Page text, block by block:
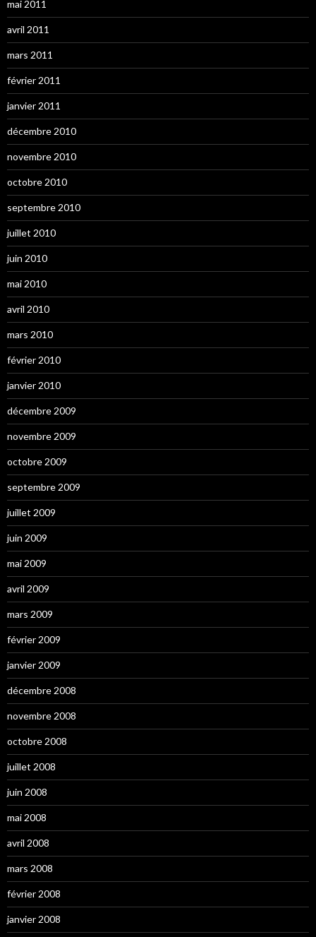
mai 2011
avril 2011
mars 2011
février 2011
janvier 2011
décembre 2010
novembre 2010
octobre 2010
septembre 2010
juillet 2010
juin 2010
mai 2010
avril 2010
mars 2010
février 2010
janvier 2010
décembre 2009
novembre 2009
octobre 2009
septembre 2009
juillet 2009
juin 2009
mai 2009
avril 2009
mars 2009
février 2009
janvier 2009
décembre 2008
novembre 2008
octobre 2008
juillet 2008
juin 2008
mai 2008
avril 2008
mars 2008
février 2008
janvier 2008